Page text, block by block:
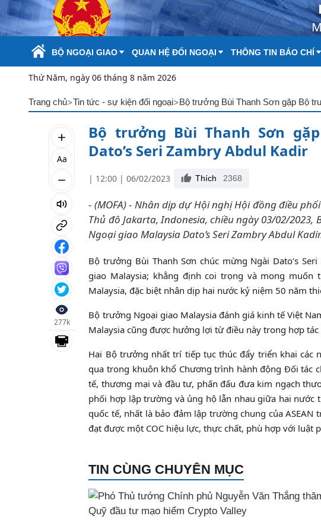
Skip to Main Content
BỘ NGOẠI GIAO QUAN HỆ ĐỐI NGOẠI THÔNG TIN BÁO CHÍ
Thứ Năm, ngày 06 tháng 8 năm 2026
Trang chủ>Tin tức - sự kiện đối ngoại>Bộ trưởng Bùi Thanh Sơn gặp Bộ
Aa
277k
Bộ trưởng Bùi Thanh Sơn
Dato’s Seri Zambry Abdul Kadir
| 12:00 | 06/02/2023 Thích 2368
- (MOFA) - Nhân dịp dự Hội nghị Hội đồng điều
Thủ đô Jakarta, Indonesia, chiều ngày 03/02/
Ngoại giao Malaysia Dato’s Seri Zambry Abdul
Bộ trưởng Bùi Thanh Sơn chúc mừng Ngài Dato’s
giao Malaysia; khẳng định coi trọng và mong
Malaysia, đặc biệt nhân dịp hai nước kỷ niệm 50 năm
Bộ trưởng Ngoại giao Malaysia đánh giá kinh tế Việt
Malaysia cũng được hưởng lợi từ điều này trong hợp
Hai Bộ trưởng nhất trí tiếp tục thúc đẩy triển khai các
qua trong khuôn khổ Chương trình hành động Đối tác
tế, thương mại và đầu tư, phấn đấu đưa kim ngạch
phối hợp lập trường và ủng hộ lẫn nhau giữa hai nước
quốc tế, nhất là bảo đảm lập trường chung của
đạt được một COC hiệu lực, thực chất, phù hợp với luật
TIN CÙNG CHUYÊN MỤC